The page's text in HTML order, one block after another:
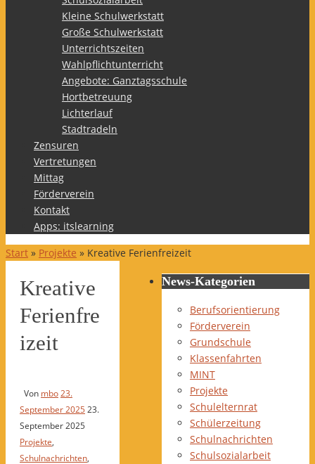
Kleine Schulwerkstatt
Große Schulwerkstatt
Unterrichtszeiten
Wahlpflichtunterricht
Angebote: Ganztagsschule
Hortbetreuung
Lichterlauf
Stadtradeln
Zensuren
Vertretungen
Mittag
Förderverein
Kontakt
Apps: itslearning
Start » Projekte » Kreative Ferienfreizeit
Kreative
Ferienfre
izeit
Von mbo 23.
September 2025 23.
September 2025
Projekte
Schulnachrichten
News-Kategorien
Berufsorientierung
Förderverein
Grundschule
Klassenfahrten
MINT
Projekte
Schulelternrat
Schülerzeitung
Schulnachrichten
Schulsozialarbeit